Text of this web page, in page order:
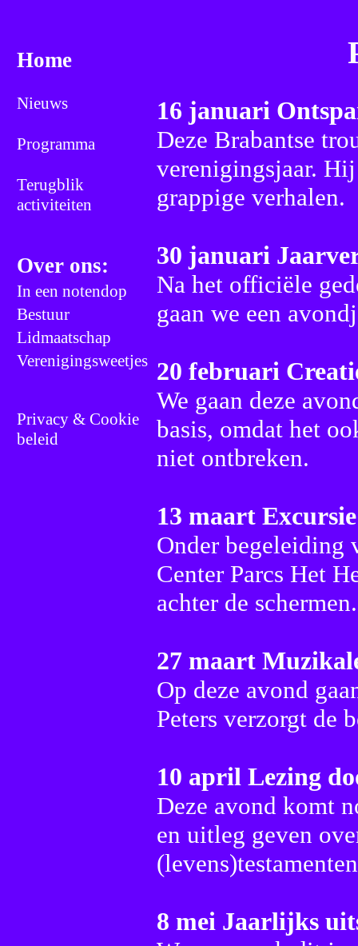
Home
Nieuws
Programma
Terugblik
activiteiten
Over ons:
In een notendop
Bestuur
Lidmaatschap
Verenigingsweetjes
Privacy & Cookie
beleid